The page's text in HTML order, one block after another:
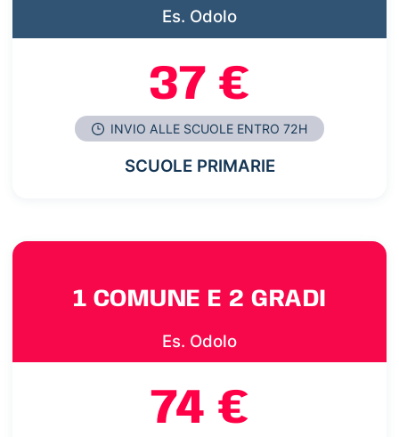
Es. Odolo
37 €
INVIO ALLE SCUOLE ENTRO 72H
SCUOLE PRIMARIE
1 COMUNE E 2 GRADI
Es. Odolo
74 €